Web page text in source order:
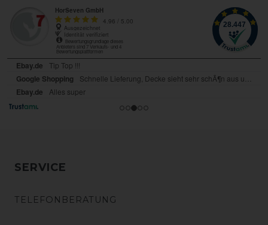
SERVICE
TELEFONBERATUNG